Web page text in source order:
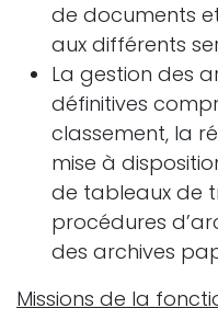
de documents
aux différents
La gestion des
définitives
classement, la
mise à
de tableaux de
procédures
des archives
Missions de la